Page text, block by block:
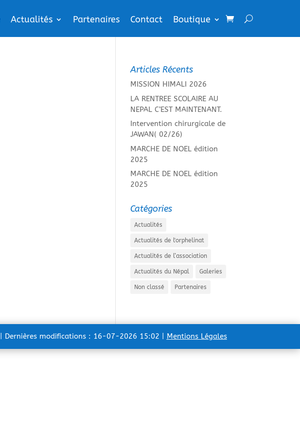
Actualités Partenaires Contact Boutique
Articles Récents
MISSION HIMALI 2026
LA RENTREE SCOLAIRE AU
NEPAL C’EST MAINTENANT.
Intervention chirurgicale de
JAWAN( 02/26)
MARCHE DE NOEL édition
2025
MARCHE DE NOEL édition
2025
Catégories
Actualités
Actualités de l'orphelinat
Actualités de l’association
Actualités du Népal Galeries
Non classé Partenaires
| Dernières modifications : 16-07-2026 15:02 | Mentions Légales